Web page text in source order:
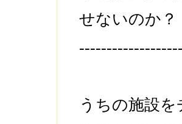
せないのか？
うちの施設